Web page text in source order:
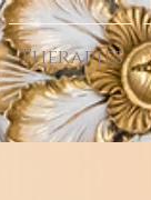
Thérapies